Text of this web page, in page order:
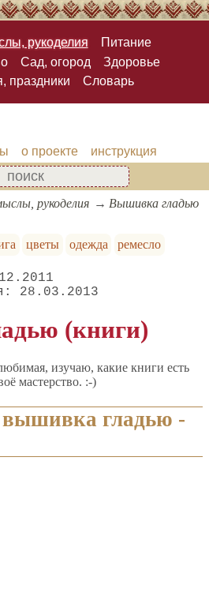
рукоделия
Питание
Сад, огород
Здоровье
праздники
Словарь
о проекте инструкция
рукоделия
Вышивка гладью
цветы одежда ремесло
28.03.2013
(книги)
изучаю, какие книги есть
мастерство. :-)
гладью -